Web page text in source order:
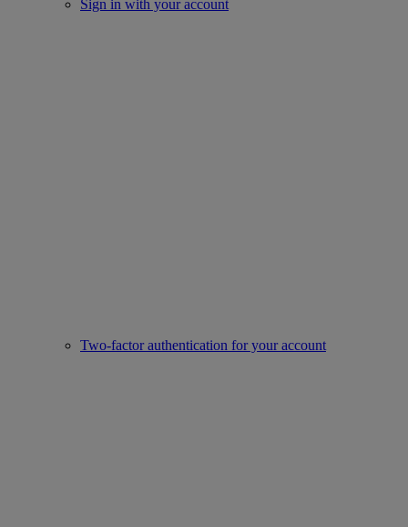
Sign in with your account
Two-factor authentication for your account